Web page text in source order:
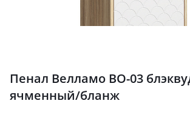
Пенал Велламо ВО-03
ячменный/бланж